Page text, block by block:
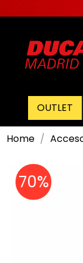
OUTLET
Home
70%